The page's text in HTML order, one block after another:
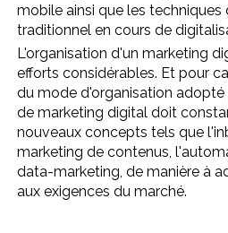
mobile ainsi que les techniques
traditionnel en cours de
L'organisation d'un marketing
efforts considérables. Et pour
du mode d'organisation adopté
de marketing digital doit
nouveaux concepts tels que
marketing de contenus,
data-marketing, de manière à
aux exigences du marché.